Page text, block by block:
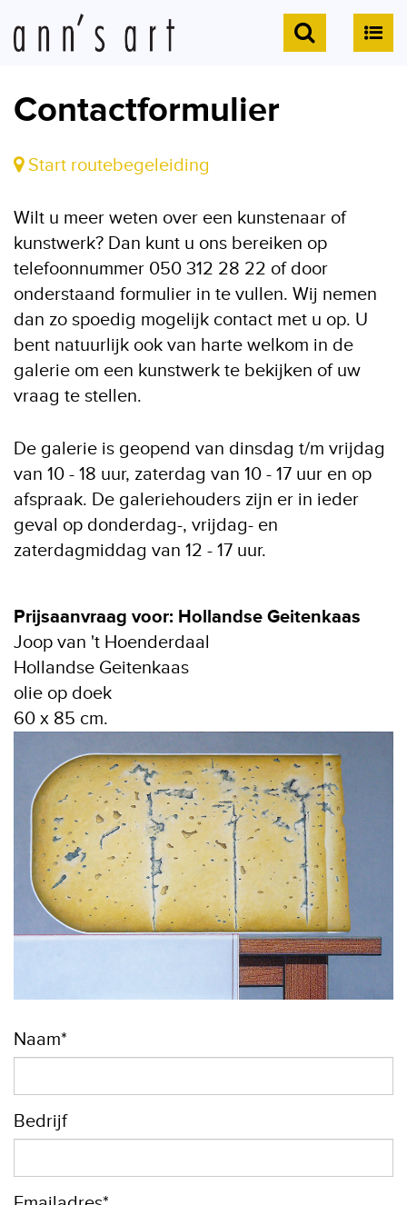
Contactformulier
Start routebegeleiding
Wilt u meer weten over een kunstenaar of
kunstwerk? Dan kunt u ons bereiken op
telefoonnummer 050 312 28 22 of door
onderstaand formulier in te vullen. Wij nemen
dan zo spoedig mogelijk contact met u op. U
bent natuurlijk ook van harte welkom in de
galerie om een kunstwerk te bekijken of uw
vraag te stellen.
De galerie is geopend van dinsdag t/m vrijdag
van 10 - 18 uur, zaterdag van 10 - 17 uur en op
afspraak. De galeriehouders zijn er in ieder
geval op donderdag-, vrijdag- en
zaterdagmiddag van 12 - 17 uur.
Prijsaanvraag voor: Hollandse Geitenkaas
Joop van 't Hoenderdaal
Hollandse Geitenkaas
olie op doek
60 x 85 cm.
Naam*
Bedrijf